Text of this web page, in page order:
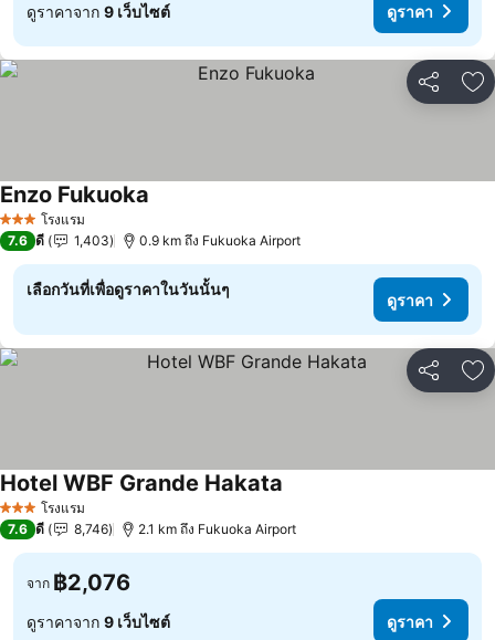
ดูราคาจาก 9 เว็บไซต์ ดูราคา
แชร์ เ
3 ดาว โรงแรม
Enzo Fukuoka
7.6 ดี 1,403 0.9 km ถึง Fukuoka Airport
เลือกวันที่เพื่อดูราคาในวันนั้นๆ
ดูราคา
แชร์ เ
3 ดาว โรงแรม
Hotel WBF Grande Hakata
7.6 ดี 8,746 2.1 km ถึง Fukuoka Airport
จาก ฿2,076
ดูราคาจาก 9 เว็บไซต์ ดูราคา